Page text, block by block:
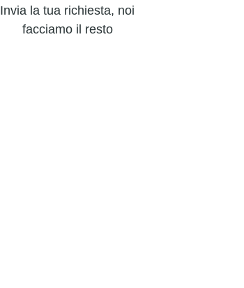
Invia la tua richiesta, noi
facciamo il resto